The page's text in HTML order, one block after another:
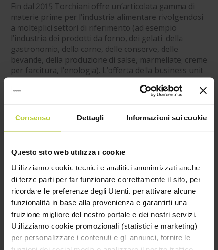
Consenso Dettagli Informazioni sui cookie
Questo sito web utilizza i cookie
Utilizziamo cookie tecnici e analitici anonimizzati anche
di terze parti per far funzionare correttamente il sito, per
ricordare le preferenze degli Utenti. per attivare alcune
funzionalità in base alla provenienza e garantirti una
fruizione migliore del nostro portale e dei nostri servizi.
Utilizziamo cookie promozionali (statistici e marketing)
per personalizzare i contenuti e gli annunci, fornire le
Fin dal 2015 Torchiani offre un’articolata gamma di
materie prime per l’industria alimentare rivolgendosi
a molteplici settori di riferimento (ad esempio
l’industria dei prodotti da forno, dei gelati, della
gastronomia, della carne, delle conserve, delle
bevande, della produzione di salse, marmellate, creme
per farcitura, l’enologia). L’offerta della business unit
Torchiani dedicata al “food” si è sviluppata grazie al
dialogo con selezionati produttori internazionali da
prime. Una collaborazione che ha posto rapidamente
Torchiani come partner per affrontare le tematiche
più attuali nell'ambito delle tecnologie alimentari:
riduzione del sodio e degli additivi (clean label), solo
per fare due esempi.
Una logica evoluzione sempre
basata su qualità e affidabilità
Con il suo progetto di sviluppo distributivo-
commerciale denominato “Nutriscience”, Torchiani